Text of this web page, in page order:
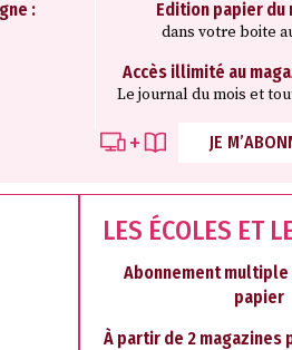
:
Edition papier du
dans votre boite
Accès illimité au
Le journal du mois et
JE
LES ÉCOLES ET
Abonnement
papier
À partir de 2 magazines